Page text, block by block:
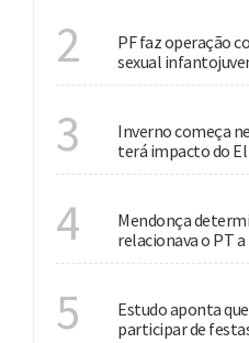
2
PF faz operação
sexual
3
Inverno começa
terá impacto do
4
Mendonça
relacionava o PT
5
Estudo aponta
participar de